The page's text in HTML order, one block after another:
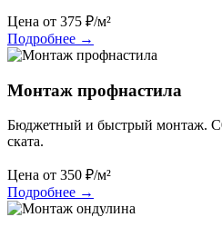
Цена от 375 ₽/м²
Подробнее →
Монтаж профнастила
Бюджетный и быстрый монтаж.
ската.
Цена от 350 ₽/м²
Подробнее →